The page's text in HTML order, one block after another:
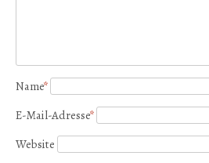
Name*
E-Mail-Adresse*
Website